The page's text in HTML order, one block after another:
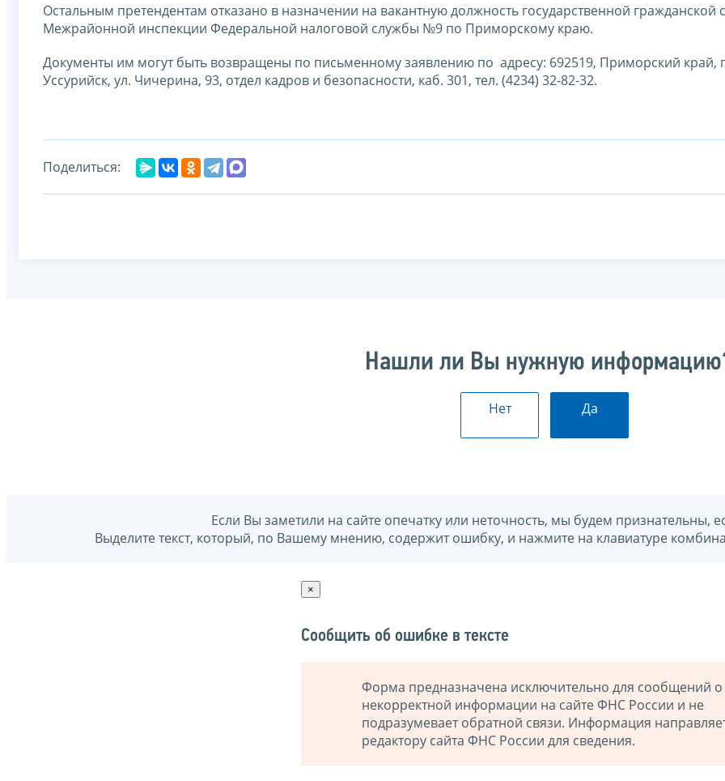
Остальным претендентам отказано в назначении на вакантную должность государственной гражданской
Межрайонной инспекции Федеральной налоговой службы №9 по Приморскому краю.
Документы им могут быть возвращены по письменному заявлению по адресу: 692519, Приморский край,
Уссурийск, ул. Чичерина, 93, отдел кадров и безопасности, каб. 301, тел. (4234) 32-82-32.
Поделиться:
Нашли ли Вы нужную
Нет Да
Если Вы заметили на сайте опечатку или неточность, мы будем признательны,
Выделите текст, который, по Вашему мнению, содержит ошибку, и нажмите на клавиатуре
×
Сообщить об ошибке в тексте
Форма предназначена исключительно для сообщений о
некорректной информации на сайте ФНС России и не
подразумевает обратной связи. Информация
редактору сайта ФНС России для сведения.